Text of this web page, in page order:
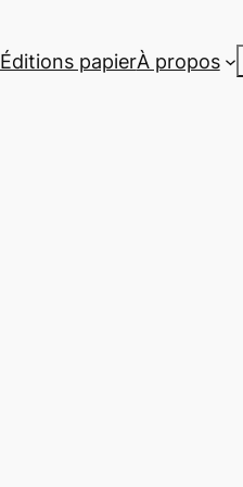
Éditions papierÀ propos